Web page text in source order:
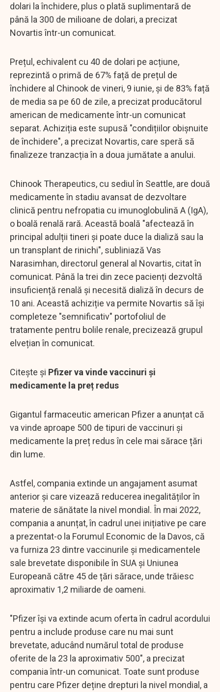
dolari la închidere, plus o plată suplimentară de
până la 300 de milioane de dolari, a precizat
Novartis într-un comunicat.
Prețul, echivalent cu 40 de dolari pe acțiune,
reprezintă o primă de 67% față de prețul de
închidere al Chinook de vineri, 9 iunie, și de 83% față
de media sa pe 60 de zile, a precizat producătorul
american de medicamente într-un comunicat
separat. Achiziția este supusă "condițiilor obișnuite
de închidere", a precizat Novartis, care speră să
finalizeze tranzacția în a doua jumătate a anului.
Chinook Therapeutics, cu sediul în Seattle, are două
medicamente în stadiu avansat de dezvoltare
clinică pentru nefropatia cu imunoglobulină A (IgA),
o boală renală rară. Această boală "afectează în
principal adulții tineri și poate duce la dializă sau la
un transplant de rinichi", subliniază Vas
Narasimhan, directorul general al Novartis, citat în
comunicat. Până la trei din zece pacienți dezvoltă
insuficiență renală și necesită dializă în decurs de
10 ani. Această achiziție va permite Novartis să își
completeze "semnificativ" portofoliul de
tratamente pentru bolile renale, precizează grupul
elvețian în comunicat.
Citește și Pfizer va vinde vaccinuri și
medicamente la preț redus
Gigantul farmaceutic american Pfizer a anunțat că
va vinde aproape 500 de tipuri de vaccinuri și
medicamente la preț redus în cele mai sărace țări
din lume.
Astfel, compania extinde un angajament asumat
anterior și care vizează reducerea inegalităților în
materie de sănătate la nivel mondial. În mai 2022,
compania a anunțat, în cadrul unei inițiative pe care
a prezentat-o la Forumul Economic de la Davos, că
va furniza 23 dintre vaccinurile și medicamentele
sale brevetate disponibile în SUA și Uniunea
Europeană către 45 de țări sărace, unde trăiesc
aproximativ 1,2 miliarde de oameni.
"Pfizer își va extinde acum oferta în cadrul acordului
pentru a include produse care nu mai sunt
brevetate, aducând numărul total de produse
oferite de la 23 la aproximativ 500", a precizat
compania într-un comunicat. Toate sunt produse
pentru care Pfizer deține drepturi la nivel mondial, a